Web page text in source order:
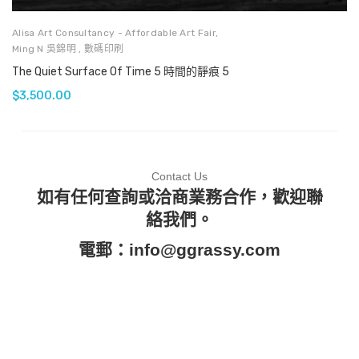
Alisa Art Consultancy - Affordable Art Fair,
Ming N 吳錦明 , 數碼印刷
The Quiet Surface Of Time 5 時間的靜痕 5
$3,500.00
Contact Us
如有任何查詢或洽商業務合作，歡迎聯
絡我們。
電郵： info@ggrassy.com